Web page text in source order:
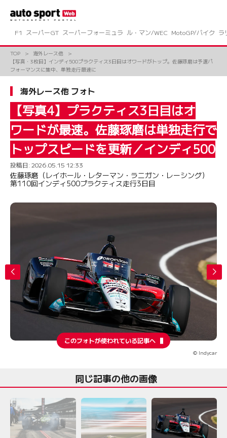
ツ
F1 スーパーGT スーパーフォーミュラ ル・マン/WEC MotoGP/バイク ラ
TOP
海外レース他
【写真・3枚目】インディ500プラクティス3日目はオワードがトップ。佐藤琢磨は予選パ
フォーマンスに集中、単独走行最速に
海外レース他 フォト
【写真4】プラクティス3日目はオ
ワードが最速。佐藤琢磨は単独走行で
トップスピードを更新／インディ500
投稿日: 2026.05.15 12:33
佐藤琢磨（レイホール・レターマン・ラニガン・レーシング）
第110回インディ500プラクティス走行3日目
このフォトが使われている記事へ
© Indycar
同じ記事の他の画像